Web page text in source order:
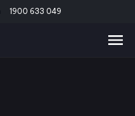
1900 633 049